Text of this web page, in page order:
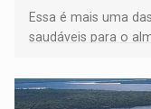
Essa é mais uma
saudáveis para o